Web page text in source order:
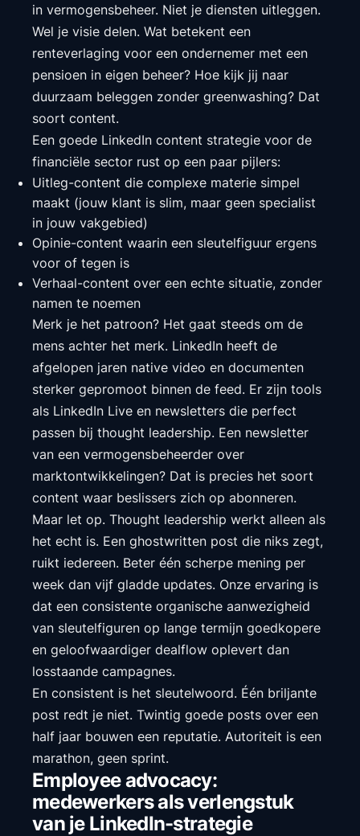
in vermogensbeheer. Niet je diensten uitleggen.
Wel je visie delen. Wat betekent een
renteverlaging voor een ondernemer met een
pensioen in eigen beheer? Hoe kijk jij naar
duurzaam beleggen zonder greenwashing? Dat
soort content.
Een goede LinkedIn content strategie voor de
financiële sector rust op een paar pijlers:
Uitleg-content die complexe materie simpel
maakt (jouw klant is slim, maar geen specialist
in jouw vakgebied)
Opinie-content waarin een sleutelfiguur ergens
voor of tegen is
Verhaal-content over een echte situatie, zonder
namen te noemen
Merk je het patroon? Het gaat steeds om de
mens achter het merk. LinkedIn heeft de
afgelopen jaren native video en documenten
sterker gepromoot binnen de feed. Er zijn tools
als LinkedIn Live en newsletters die perfect
passen bij thought leadership. Een newsletter
van een vermogensbeheerder over
marktontwikkelingen? Dat is precies het soort
content waar beslissers zich op abonneren.
Maar let op. Thought leadership werkt alleen als
het echt is. Een ghostwritten post die niks zegt,
ruikt iedereen. Beter één scherpe mening per
week dan vijf gladde updates. Onze ervaring is
dat een consistente organische aanwezigheid
van sleutelfiguren op lange termijn goedkopere
en geloofwaardiger dealflow oplevert dan
losstaande campagnes.
En consistent is het sleutelwoord. Één briljante
post redt je niet. Twintig goede posts over een
half jaar bouwen een reputatie. Autoriteit is een
marathon, geen sprint.
Employee advocacy:
medewerkers als verlengstuk
van je LinkedIn-strategie